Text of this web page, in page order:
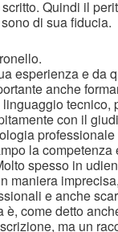
Quindi il
di sua fiducia.
esperienza e da
anche
tecnico,
con il
la competenza
spesso in
maniera
e anche
è, come detto
ma un